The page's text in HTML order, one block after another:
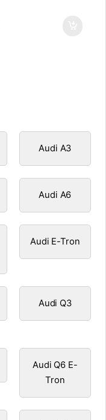
Audi A3
Audi A6
Audi E-Tron
Audi Q3
Audi Q6 E-
Tron